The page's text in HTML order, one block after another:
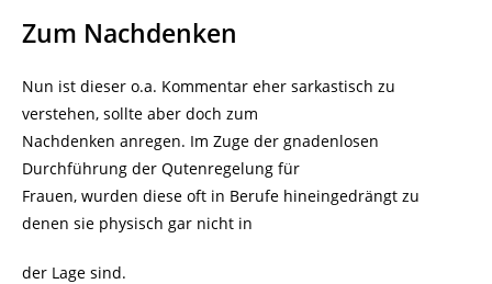
Zum Nachdenken
Nun ist dieser o.a. Kommentar eher sarkastisch zu
verstehen, sollte aber doch zum
Nachdenken anregen. Im Zuge der gnadenlosen
Durchführung der Qutenregelung für
Frauen, wurden diese oft in Berufe hineingedrängt zu
denen sie physisch gar nicht in
der Lage sind.